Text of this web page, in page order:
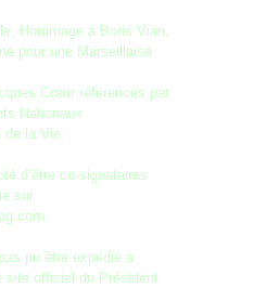
Hommage à Boris Vian,
pour une Marseillaise
Cœur référencés par
Nationaux
de la Vie.
d’être co-signataires
sur
pu être expédié à
site officiel du Président